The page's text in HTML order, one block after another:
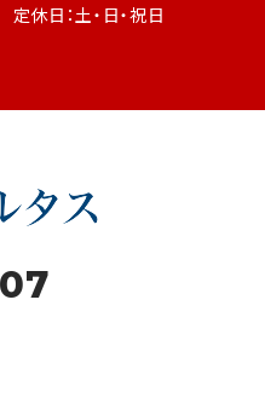
定休日：土・日・祝日